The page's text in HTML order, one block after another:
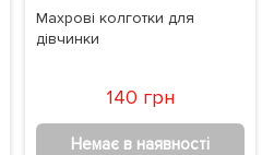
Махрові колготки для
дівчинки
140 грн
Немає в наявності